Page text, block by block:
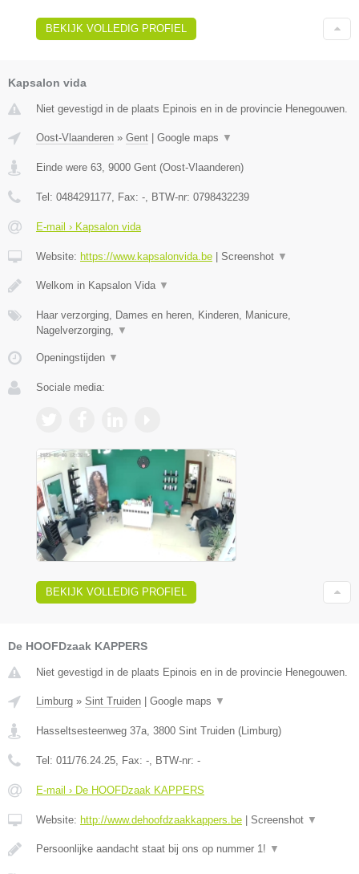
BEKIJK VOLLEDIG PROFIEL
Kapsalon vida
Niet gevestigd in de plaats Epinois en in de provincie Henegouwen.
Oost-Vlaanderen » Gent Google maps ▼
Einde were 63, 9000 Gent (Oost-Vlaanderen)
Tel: 0484291177, Fax: -, BTW-nr: 0798432239
E-mail › Kapsalon vida
Website: https://www.kapsalonvida.be Screenshot ▼
Welkom in Kapsalon Vida ▼
Haar verzorging, Dames en heren, Kinderen, Manicure,
Nagelverzorging, ▼
Openingstijden ▼
Sociale media:
BEKIJK VOLLEDIG PROFIEL
De HOOFDzaak KAPPERS
Niet gevestigd in de plaats Epinois en in de provincie Henegouwen.
Limburg » Sint Truiden Google maps ▼
Hasseltsesteenweg 37a, 3800 Sint Truiden (Limburg)
Tel: 011/76.24.25, Fax: -, BTW-nr: -
E-mail › De HOOFDzaak KAPPERS
Website: http://www.dehoofdzaakkappers.be Screenshot ▼
Persoonlijke aandacht staat bij ons op nummer 1! ▼